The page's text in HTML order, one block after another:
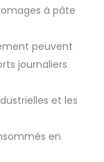
à pâte
peuvent
journaliers
et les
en